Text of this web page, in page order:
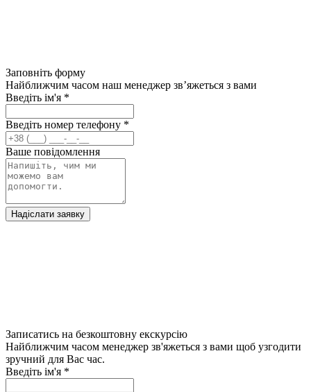
Заповніть форму
Найближчим часом наш менеджер зв’яжеться з вами
Введіть ім'я *
Введіть номер телефону *
Ваше повідомлення
Надіслати заявку
Записатись на безкоштовну екскурсію
Найближчим часом менеджер зв'яжеться з вами щоб узгодити
зручний для Вас час.
Введіть ім'я *